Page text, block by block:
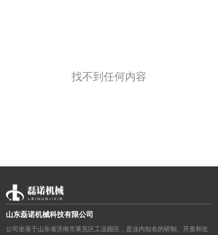
找不到任何内容
山东磊诺机械科技有限公司
公司坐落于山东省济南市莱芜区工业园区，是业内知名的研制、开发和生